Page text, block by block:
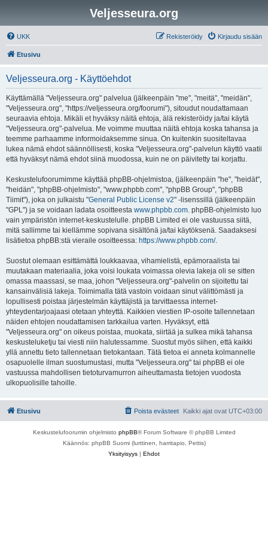
Veljesseura.org
UKK Kirjaudu sisään
Rekisteröidy
Etusivu
Veljesseura.org - Käyttöehdot
Käyttämällä "Veljesseura.org" palvelua (jälkeenpäin "me", "meitä", "meidän",
"Veljesseura.org", "https://veljesseura.org/foorumi"), sitoudut noudattamaan
seuraavia ehtoja. Mikäli et hyväksy näitä ehtoja, älä rekisteröidy ja/tai käytä
"Veljesseura.org"-palvelua. Me voimme muuttaa näitä ehtoja koska tahansa ja
teemme parhaamme informoidaksemme sinua. On kuitenkin suositeltavaa
lukea nämä ehdot säännöllisesti, koska "Veljesseura.org"-palvelun käyttö vaatii
että hyväksyt nämä ehdot siinä muodossa, kuin ne on päivitetty tai korjattu.
Keskustelufoorumimme käyttää phpBB-ohjelmistoa, (jälkeenpäin "he", "heidät",
"heidän", "phpBB-ohjelmisto", "www.phpbb.com", "phpBB Group", "phpBB
Tiimit"), joka on julkaistu "General Public License v2" -lisenssillä (jälkeenpäin
"GPL") ja se voidaan ladata osoitteesta www.phpbb.com. phpBB-ohjelmisto luo
vain ympäristön internet-keskustelulle. phpBB Limited ei ole vastuussa siitä,
mitä sallimme tai kiellämme sopivana sisältönä ja/tai käytöksenä. Saadaksesi
lisätietoa phpBB:stä vieraile osoitteessa: https://www.phpbb.com/.
Suostut olemaan esittämättä loukkaavaa, vihamielistä, epämoraalista tai
muutakaan materiaalia, joka voisi loukata voimassa olevia lakeja oli se sitten
omassa maassasi, se maa, johon "Veljesseura.org"-palvelin on sijoitettu tai
kansainvälisiä lakeja. Toimimalla tätä vastoin voidaan sinut välittömästi ja
lopullisesti poistaa järjestelmän käyttäjistä ja tarvittaessa internet-
yhteydentarjoajaasi otetaan yhteyttä. Kaikkien viestien IP-osoite tallennetaan
näiden ehtojen noudattamisen tarkkailua varten. Hyväksyt, että
"Veljesseura.org" on oikeus poistaa, muokata, siirtää ja sulkea mikä tahansa
keskusteluketju tai viesti niin halutessamme. Suostut myös siihen, että kaikki
yllä annettu tieto tallennetaan tietokantaan. Tätä tietoa ei anneta kolmannelle
osapuolelle ilman suostumustasi, mutta "Veljesseura.org" tai phpBB ei ole
vastuussa mahdollisen tietoturvamurron aiheuttamasta tietojen vuodosta
ulkopuolisille tahoille.
Etusivu Kaikki ajat ovat UTC+03:00
Poista evästeet
Keskustelufoorumin ohjelmisto phpBB® Forum Software © phpBB Limited
Käännös: phpBB Suomi (lurttinen, harritapio, Pettis)
Yksityisyys | Ehdot